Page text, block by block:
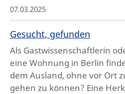
07.03.2025
Gesucht, gefunden
Als Gastwissenschaftlerin
eine Wohnung in Berlin
dem Ausland, ohne vor Ort
gehen zu können? Eine